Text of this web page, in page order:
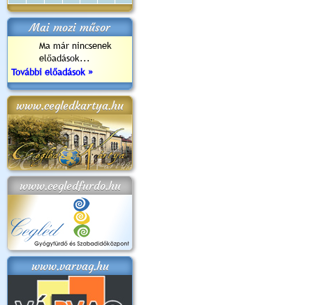
Mai mozi műsor
Ma már nincsenek
előadások...
További előadások »
www.cegledkartya.hu
www.cegledfurdo.hu
www.varvag.hu